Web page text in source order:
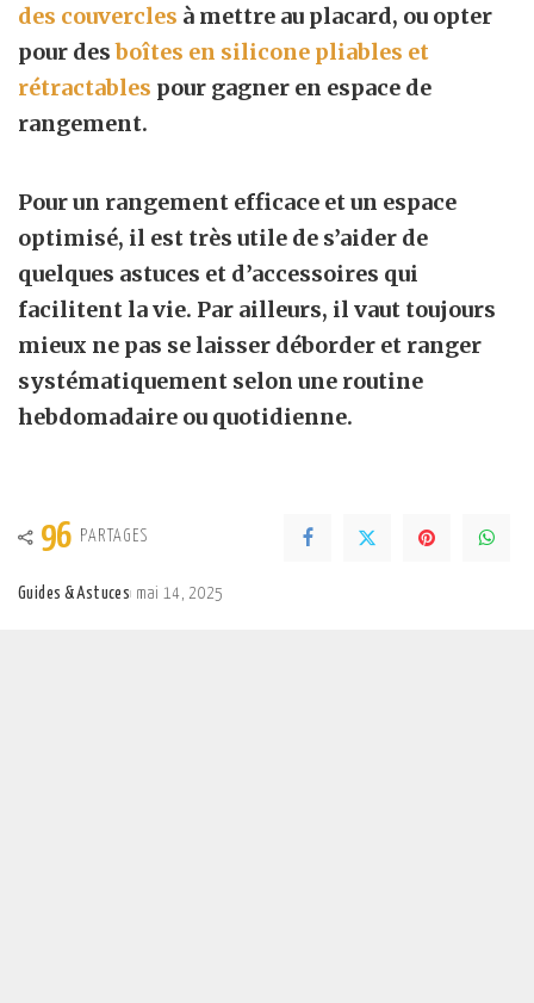
des couvercles à mettre au placard, ou opter
pour desboîtes en silicone pliables et
rétractables pour gagner en espace de
rangement.
Pour un rangement efficace et un espace
optimisé, il est très utile de s’aider de
quelques astuces et d’accessoires qui
facilitent la vie. Par ailleurs, il vaut toujours
mieux ne pas se laisser déborder et ranger
systématiquement selon une routine
hebdomadaire ou quotidienne.
96 PARTAGES
Guides & Astuces mai 14, 2025